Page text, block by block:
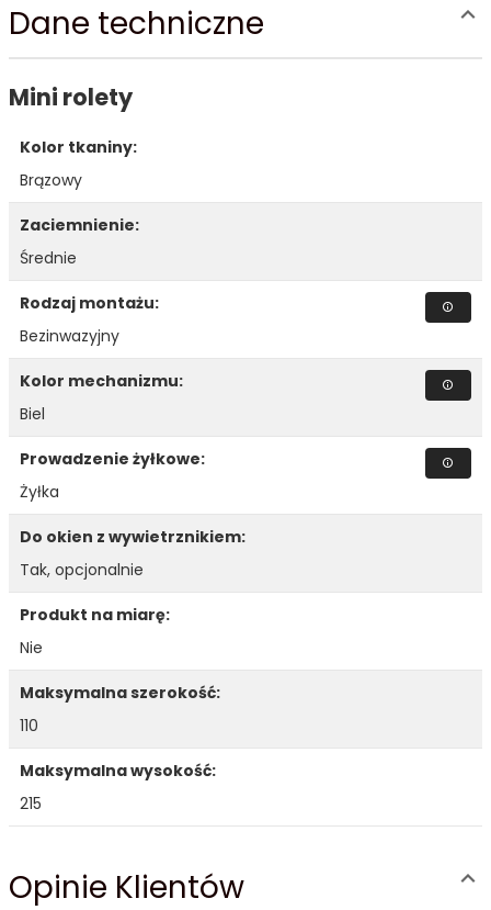
Dane techniczne
Mini rolety
Kolor tkaniny:
Brązowy
Zaciemnienie:
Średnie
Rodzaj montażu:
Bezinwazyjny
Kolor mechanizmu:
Biel
Prowadzenie żyłkowe:
Żyłka
Do okien z wywietrznikiem:
Tak, opcjonalnie
Produkt na miarę:
Nie
Maksymalna szerokość:
110
Maksymalna wysokość:
215
Opinie Klientów